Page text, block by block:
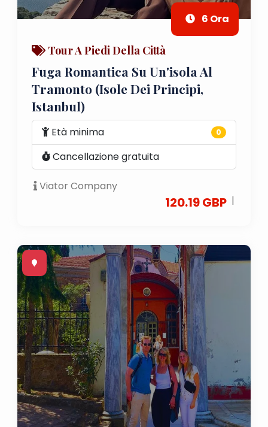
6 Ora
Tour A Piedi Della Città
Fuga Romantica Su Un'isola Al
Tramonto (Isole Dei Principi,
Istanbul)
Età minima 0
Cancellazione gratuita
Viator Company
120.19 GBP |